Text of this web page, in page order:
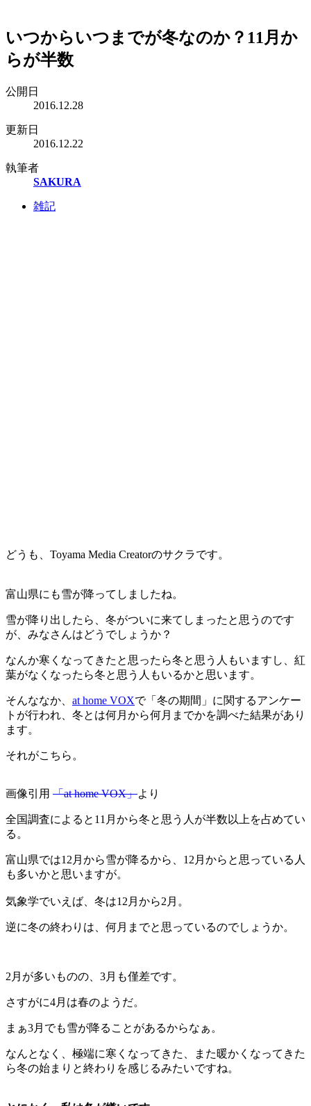
いつからいつまでが冬なのか？11月か
らが半数
公開日
2016.12.28
更新日
2016.12.22
執筆者
SAKURA
雑記
どうも、Toyama Media Creatorのサクラです。
富山県にも雪が降ってしましたね。
雪が降り出したら、冬がついに来てしまったと思うのです
が、みなさんはどうでしょうか？
なんか寒くなってきたと思ったら冬と思う人もいますし、紅
葉がなくなったら冬と思う人もいるかと思います。
そんななか、 at home VOXで「冬の期間」に関するアンケー
トが行われ、冬とは何月から何月までかを調べた結果があり
ます。
それがこちら。
画像引用 「at home VOX」より
全国調査によると11月から冬と思う人が半数以上を占めてい
る。
富山県では12月から雪が降るから、12月からと思っている人
も多いかと思いますが。
気象学でいえば、冬は12月から2月。
逆に冬の終わりは、何月までと思っているのでしょうか。
2月が多いものの、3月も僅差です。
さすがに4月は春のようだ。
まぁ3月でも雪が降ることがあるからなぁ。
なんとなく、極端に寒くなってきた、また暖かくなってきた
ら冬の始まりと終わりを感じるみたいですね。